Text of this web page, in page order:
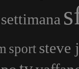
settimana
sport steve